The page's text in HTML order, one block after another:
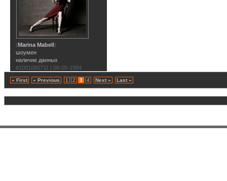
(Marina Mabell)
шоумен
наличие данных
#1001080711 | 06-05-1984
« First « Previous 1 2 3 4 Next » Last »